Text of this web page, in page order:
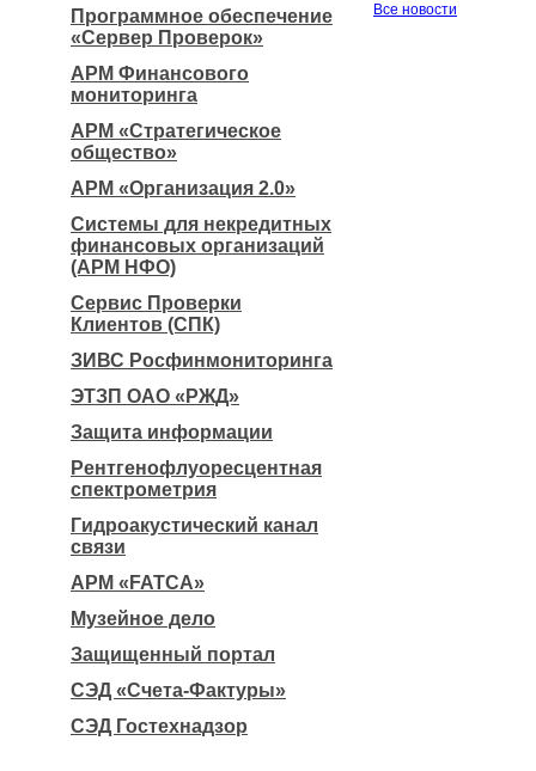
Программное обеспечение
«Сервер Проверок»
АРМ Финансового
мониторинга
АРМ «Стратегическое
общество»
АРМ «Организация 2.0»
Системы для некредитных
финансовых организаций
(АРМ НФО)
Сервис Проверки
Клиентов (СПК)
ЗИВС Росфинмониторинга
ЭТЗП ОАО «РЖД»
Защита информации
Рентгенофлуоресцентная
спектрометрия
Гидроакустический канал
связи
АРМ «FATCA»
Музейное дело
Защищенный портал
СЭД «Счета-Фактуры»
СЭД Гостехнадзор
Все новости